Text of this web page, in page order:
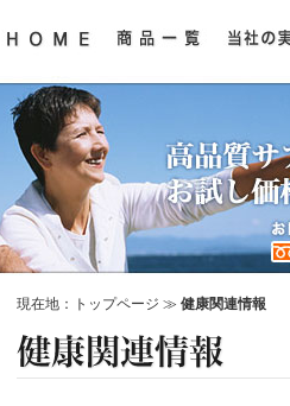
現在地： トップページ ≫ 健康関連情報